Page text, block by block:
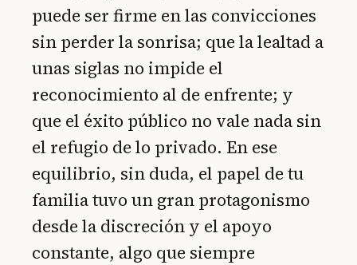
puede ser firme en las convicciones
sin perder la sonrisa; que la lealtad a
unas siglas no impide el
reconocimiento al de enfrente; y
que el éxito público no vale nada sin
el refugio de lo privado. En ese
equilibrio, sin duda, el papel de tu
familia tuvo un gran protagonismo
desde la discreción y el apoyo
constante, algo que siempre